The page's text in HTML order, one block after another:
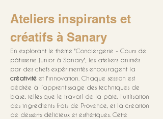
Ateliers inspirants et
créatifs à Sanary
En explorant le thème "Conciergerie - Cours de
pâtisserie junior à Sanary", les ateliers animés
par des chefs expérimentés encouragent la
créativité et l'innovation. Chaque session est
dédiée à l’apprentissage des techniques de
base, telles que le travail de la pâte, l'utilisation
des ingrédients frais de Provence, et la création
de desserts délicieux et esthétiques. Cette